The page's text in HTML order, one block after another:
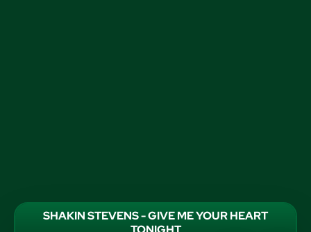
SHAKIN STEVENS - GIVE ME YOUR HEART